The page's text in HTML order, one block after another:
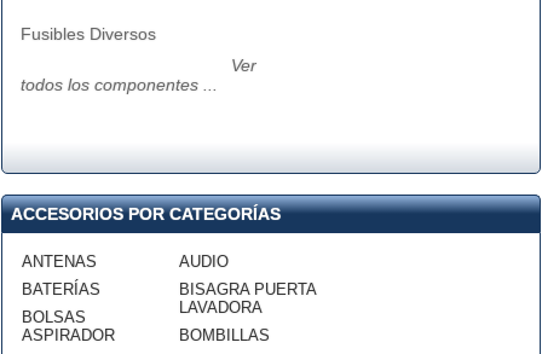
Fusibles Diversos
Ver
todos los componentes ...
ACCESORIOS POR CATEGORÍAS
ANTENAS
BATERÍAS
BOLSAS
ASPIRADOR
AUDIO
BISAGRA PUERTA
LAVADORA
BOMBILLAS